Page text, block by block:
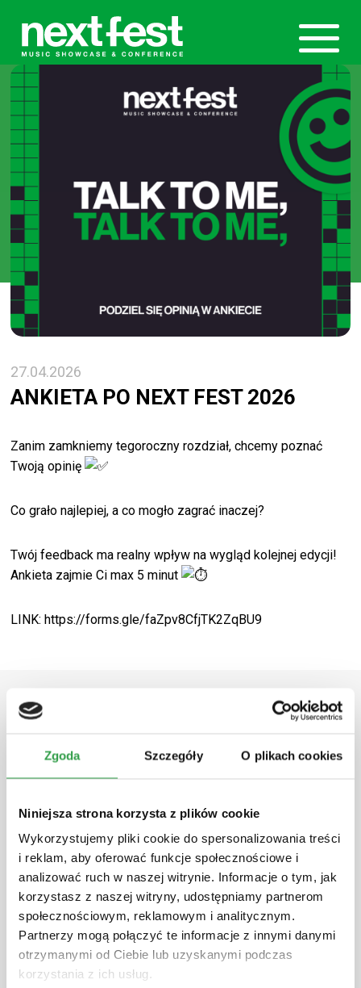
Zgoda Szczegóły O plikach cookies
Niniejsza strona korzysta z plików cookie
Wykorzystujemy pliki cookie do spersonalizowania treści
i reklam, aby oferować funkcje społecznościowe i
analizować ruch w naszej witrynie. Informacje o tym, jak
korzystasz z naszej witryny, udostępniamy partnerom
społecznościowym, reklamowym i analitycznym.
Partnerzy mogą połączyć te informacje z innymi danymi
otrzymanymi od Ciebie lub uzyskanymi podczas
korzystania z ich usług.
27.04.2026
ANKIETA PO NEXT FEST 2026
Zanim zamkniemy tegoroczny rozdział, chcemy poznać
Twoją opinię
Co grało najlepiej, a co mogło zagrać inaczej?
Twój feedback ma realny wpływ na wygląd kolejnej edycji!
Ankieta zajmie Ci max 5 minut
LINK:https://forms.gle/faZpv8CfjTK2ZqBU9
ZNAMY ZWYCIĘZCE NEXT FEST
Nagroda, która powoli wpisuje się w tradycje
NEXT FEST. Już podczas poprzedniej edycji
publiczność wybrała artystę, który dzięki
głosom festiwalowiczów zagrał na
Bittersweet Festival. W tym roku stawka
wzrosła, p...
Więcej